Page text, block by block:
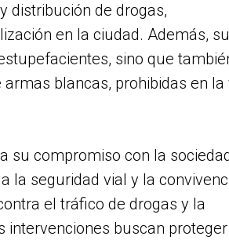
distribución de drogas,
en la ciudad. Además, su
sino que
blancas, prohibidas en la
su compromiso con la
la seguridad vial y la
el tráfico de drogas y la
intervenciones buscan